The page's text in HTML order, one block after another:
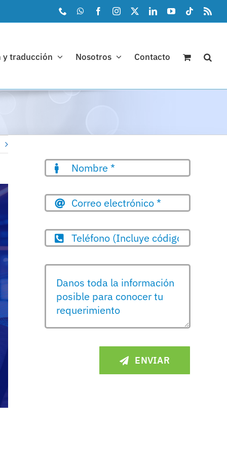
Phone WhatsAppFacebookInstagram LinkedInYouTubeTiktok
traducción Nosotros Contacto
ENVIAR